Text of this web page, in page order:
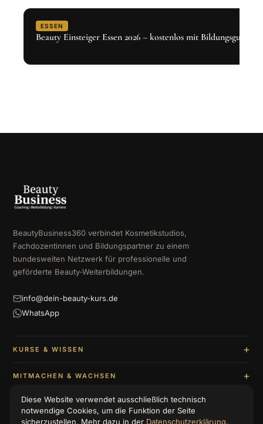
ESSEN
Beauty Einsteiger Essen 2026 – kostenlos mit
BeautyBusiness360 verbindet Kosmetikstudios,
Fachdozentinnen und Bildungspartner zu einem
bundesweiten Netzwerk für professionelle und
geförderte Beauty-Weiterbildungen.
info@dein-beauty-kurs.de
WhatsApp
KURSE & WISSEN
MITMACHEN & WACHSEN
UNTERNEHMEN & BERATUNG
Diese Website verwendet ausschließlich technisch
notwendige Cookies, um die Funktion der Seite
sicherzustellen. Mehr dazu in der Datenschutzerklärung.